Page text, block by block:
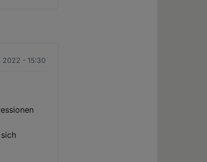
2022 - 15:30